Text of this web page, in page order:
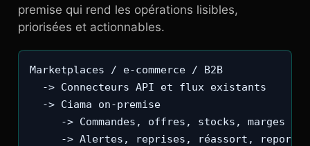
premise qui rend les opérations lisibles,
priorisées et actionnables.
Marketplaces / e-commerce / B2B
  -> Connecteurs API et flux existants
  -> Ciama on-premise
     -> Commandes, offres, stocks, marges
-> Alertes, reprises, réassort,